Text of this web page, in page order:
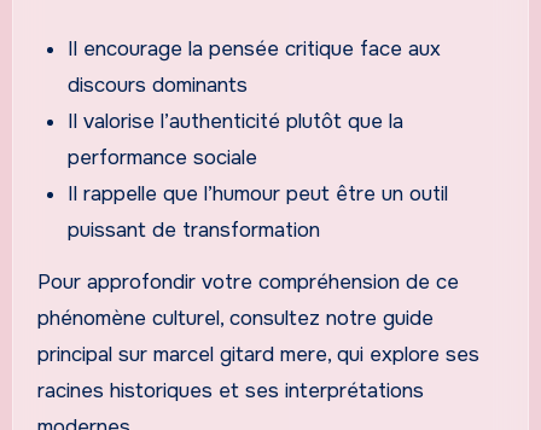
Il encourage la pensée critique face aux
discours dominants
Il valorise l’authenticité plutôt que la
performance sociale
Il rappelle que l’humour peut être un outil
puissant de transformation
Pour approfondir votre compréhension de ce
phénomène culturel, consultez notre guide
principal sur marcel gitard mere, qui explore ses
racines historiques et ses interprétations